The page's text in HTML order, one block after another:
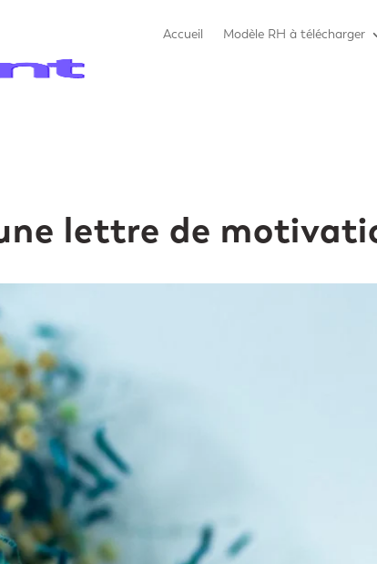
Accueil Modèle RH à télécharger
lettre de